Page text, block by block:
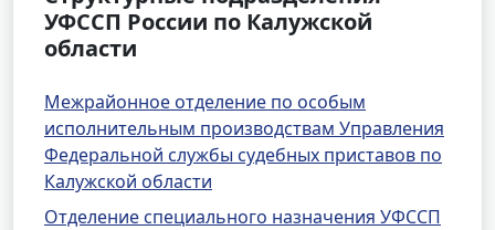
УФССП России по Калужской
области
Межрайонное отделение по особым
исполнительным производствам Управления
Федеральной службы судебных приставов по
Калужской области
Отделение специального назначения УФССП